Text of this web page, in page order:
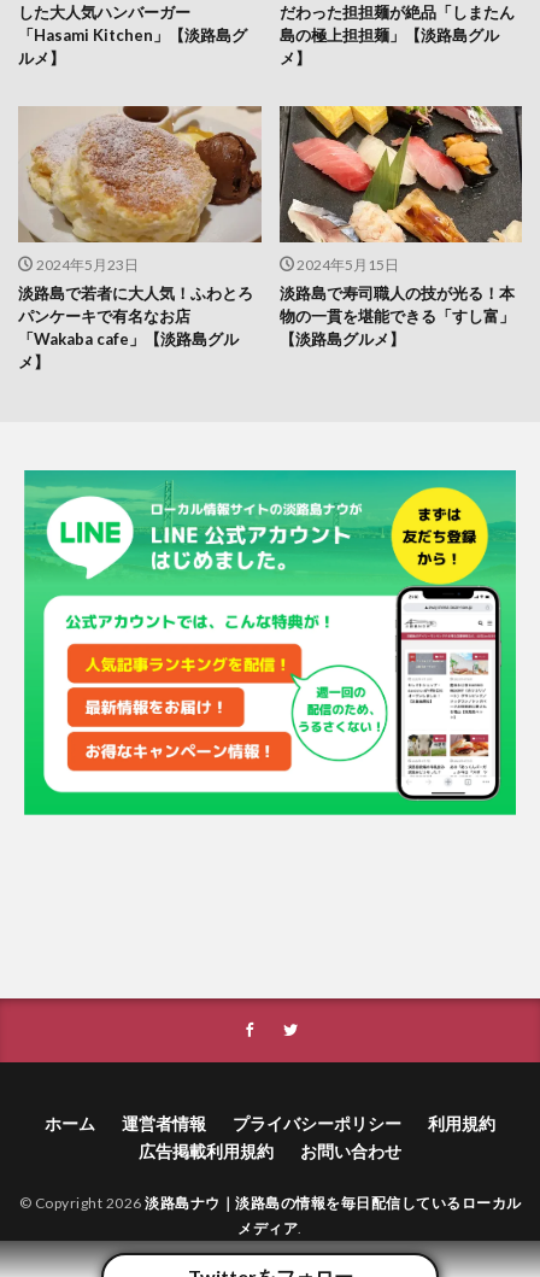
した大人気ハンバーガー
「Hasami Kitchen」【淡路島グ
ルメ】
だわった担担麺が絶品「しまたん
島の極上担担麺」【淡路島グル
メ】
2024年5月23日
淡路島で若者に大人気！ふわとろ
パンケーキで有名なお店
「Wakaba cafe」【淡路島グル
メ】
2024年5月15日
淡路島で寿司職人の技が光る！本
物の一貫を堪能できる「すし富」
【淡路島グルメ】
ホーム 運営者情報 プライバシーポリシー
利用規約
広告掲載利用規約
お問い合わせ
© Copyright 2026 淡路島ナウ｜淡路島の情報を毎日配信しているローカル
メディア